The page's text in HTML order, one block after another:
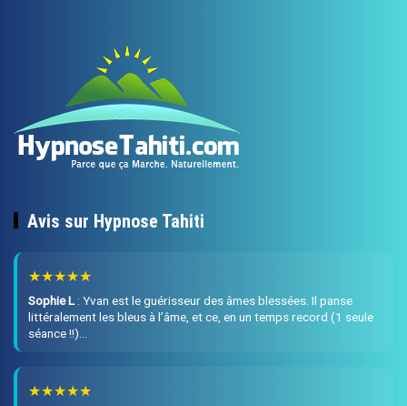
Avis sur Hypnose Tahiti
★★★★★
Sophie L : Yvan est le guérisseur des âmes blessées. Il panse
littéralement les bleus à l’âme, et ce, en un temps record (1 seule
séance !!)…
★★★★★